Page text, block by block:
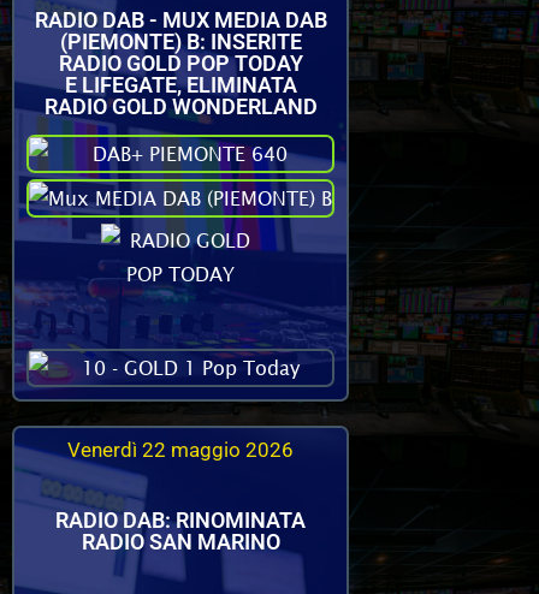
RADIO DAB - MUX MEDIA DAB
(PIEMONTE) B: INSERITE
RADIO GOLD POP TODAY
E LIFEGATE, ELIMINATA
RADIO GOLD WONDERLAND
Venerdì 22 maggio 2026
RADIO DAB: RINOMINATA
RADIO SAN MARINO